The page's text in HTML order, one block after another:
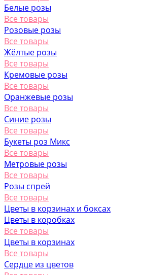
Белые розы
Все товары
Розовые розы
Все товары
Жёлтые розы
Все товары
Кремовые розы
Все товары
Оранжевые розы
Все товары
Синие розы
Все товары
Букеты роз Микс
Все товары
Метровые розы
Все товары
Розы спрей
Все товары
Цветы в корзинах и боксах
Цветы в коробках
Все товары
Цветы в корзинах
Все товары
Сердце из цветов